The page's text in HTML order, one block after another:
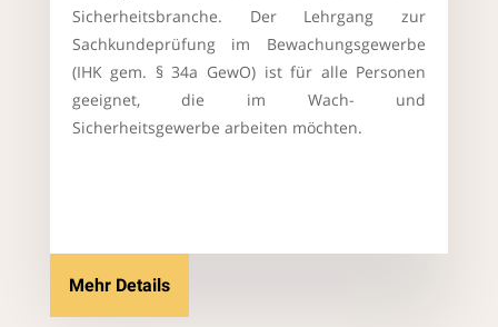
Sicherheitsbranche. Der Lehrgang zur
Sachkundeprüfung im Bewachungsgewerbe
(IHK gem. § 34a GewO) ist für alle Personen
geeignet, die im Wach- und
Sicherheitsgewerbe arbeiten möchten.
Mehr Details